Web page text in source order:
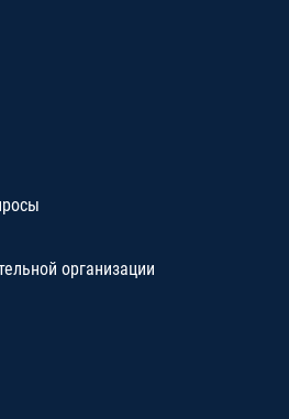
организации